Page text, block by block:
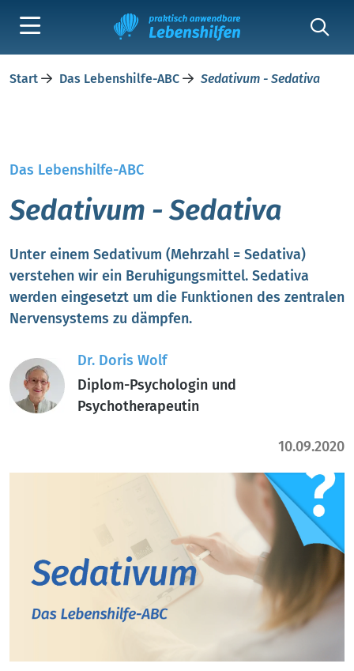
Start Das Lebenshilfe-ABC Sedativum - Sedativa
Das Lebenshilfe-ABC
Sedativum - Sedativa
Unter einem Sedativum (Mehrzahl = Sedativa)
verstehen wir ein Beruhigungsmittel. Sedativa
werden eingesetzt um die Funktionen des zentralen
Nervensystems zu dämpfen.
Dr. Doris Wolf
Diplom-Psychologin und
Psychotherapeutin
10.09.2020